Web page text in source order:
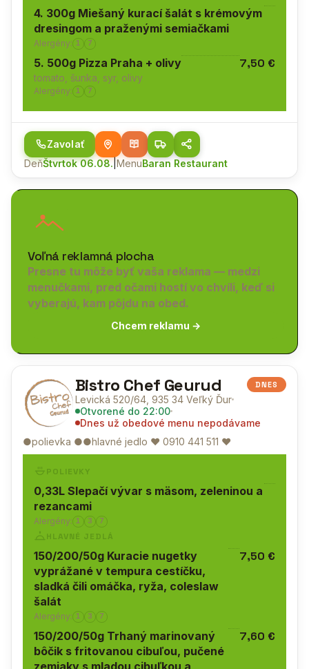
4. 300g Miešaný kurací šalát s krémovým
dresingom a praženými semiačkami
Alergény: 1 7
5. 500g Pizza Praha + olivy 7,50 €
tomato, šunka, syr, olivy
Alergény: 1 7
Zavolať
DeňŠtvrtok 06.08.|MenuBaran Restaurant
Voľná reklamná plocha
Presne tu môže byť vaša reklama — medzi
menučkami, pred očami hostí vo chvíli, keď si
vyberajú, kam pôjdu na obed.
Chcem reklamu →
Bistro Chef Geurud
Levická 520/64, 935 34 Veľký Ďur
Otvorené do 22:00
Dnes už obedové menu nepodávame
DNES
●polievka ●●hlavné jedlo ♥ 0910 441 511 ♥
POLIEVKY
0,33L Slepačí vývar s mäsom, zeleninou a
rezancami
Alergény: 1 3 7
HLAVNÉ JEDLÁ
150/200/50g Kuracie nugetky
vyprážané v tempura cestíčku,
sladká čili omáčka, ryža, coleslaw
šalát
7,50 €
Alergény: 1 3 7
150/200/50g Trhaný marinovaný
bôčik s fritovanou cibuľou, pučené
zemiaky s mladou cibuľkou a
7,60 €